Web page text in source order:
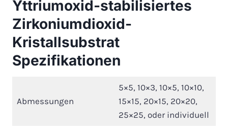
Yttriumoxid-stabilisiertes
Zirkoniumdioxid-
Kristallsubstrat
Spezifikationen
Abmessungen
5×5, 10×3, 10×5, 10×10,
15×15, 20×15, 20×20,
25×25, oder individuell